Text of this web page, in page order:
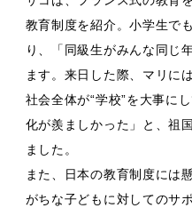
教育制度を紹介。小学生で
り、「同級生がみんな同じ
ます。来日した際、マリに
社会全体が“学校”を大事に
化が羨ましかった」と、祖
ました。
また、日本の教育制度には
がちな子どもに対してのサ